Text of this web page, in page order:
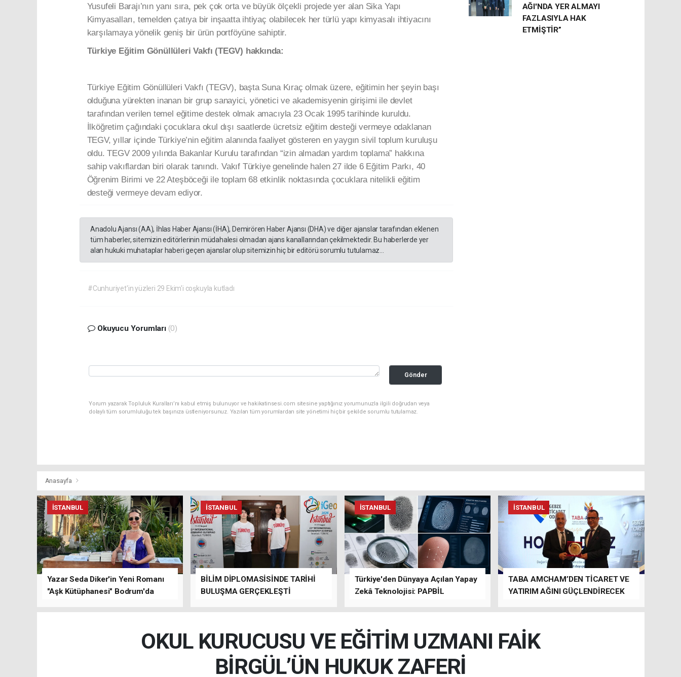
Yusufeli Barajı’nın yanı sıra, pek çok orta ve büyük ölçekli projede yer alan Sika Yapı
Kimyasalları, temelden çatıya bir inşaatta ihtiyaç olabilecek her türlü yapı kimyasalı ihtiyacını
karşılamaya yönelik geniş bir ürün portföyüne sahiptir.
Türkiye Eğitim Gönüllüleri Vakfı (TEGV) hakkında:
Türkiye Eğitim Gönüllüleri Vakfı (TEGV), başta Suna Kıraç olmak üzere, eğitimin her şeyin başı
olduğuna yürekten inanan bir grup sanayici, yönetici ve akademisyenin girişimi ile devlet
tarafından verilen temel eğitime destek olmak amacıyla 23 Ocak 1995 tarihinde kuruldu.
İlköğretim çağındaki çocuklara okul dışı saatlerde ücretsiz eğitim desteği vermeye odaklanan
TEGV, yıllar içinde Türkiye’nin eğitim alanında faaliyet gösteren en yaygın sivil toplum kuruluşu
oldu. TEGV 2009 yılında Bakanlar Kurulu tarafından “izin almadan yardım toplama” hakkına
sahip vakıflardan biri olarak tanındı. Vakıf Türkiye genelinde halen 27 ilde 6 Eğitim Parkı, 40
Öğrenim Birimi ve 22 Ateşböceği ile toplam 68 etkinlik noktasında çocuklara nitelikli eğitim
desteği vermeye devam ediyor.
Anadolu Ajansı (AA), İhlas Haber Ajansı (İHA), Demirören Haber Ajansı (DHA) ve diğer ajanslar tarafından eklenen
tüm haberler, sitemizin editörlerinin müdahalesi olmadan ajans kanallarından çekilmektedir. Bu haberlerde yer
alan hukuki muhataplar haberi geçen ajanslar olup sitemizin hiç bir editörü sorumlu tutulamaz...
#Cunhuriyet'in yüzleri 29 Ekim'i coşkuyla kutladı
Okuyucu Yorumları (0)
Gönder
Yorum yazarak Topluluk Kuralları’nı kabul etmiş bulunuyor ve hakikatinsesi.com sitesine yaptığınız yorumunuzla ilgili doğrudan veya
dolaylı tüm sorumluluğu tek başınıza üstleniyorsunuz. Yazılan tüm yorumlardan site yönetimi hiçbir şekilde sorumlu tutulamaz.
AĞI'NDA YER ALMAYI
FAZLASIYLA HAK
ETMİŞTİR”
Anasayfa
İSTANBUL
Yazar Seda Diker'in Yeni Romanı
"Aşk Kütüphanesi" Bodrum'da
İSTANBUL
BİLİM DİPLOMASİSİNDE TARİHİ
BULUŞMA GERÇEKLEŞTİ
İSTANBUL
Türkiye'den Dünyaya Açılan Yapay
Zekâ Teknolojisi: PAPBİL
İSTANBUL
TABA AMCHAM’DEN TİCARET VE
YATIRIM AĞINI GÜÇLENDİRECEK
OKUL KURUCUSU VE EĞİTİM UZMANI FAİK
BİRGÜL’ÜN HUKUK ZAFERİ